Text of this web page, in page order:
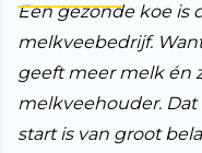
Een gezonde koe is
melkveebedrijf.
geeft meer melk én
melkveehouder.
start is van groot